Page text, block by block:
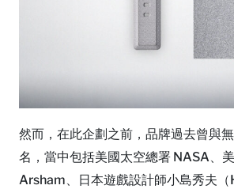
然而，在此企劃之前，品牌過去曾與
名，當中包括美國太空總署 NASA、
Arsham、日本遊戲設計師小島秀夫（